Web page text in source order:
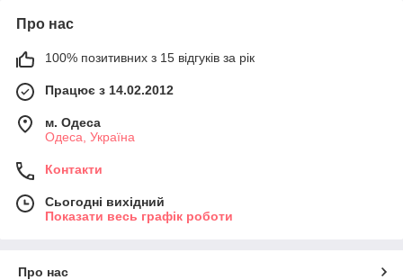
Про нас
100% позитивних з 15 відгуків за рік
Працює з 14.02.2012
м. Одеса
Одеса, Україна
Контакти
Сьогодні вихідний
Показати весь графік роботи
Про нас